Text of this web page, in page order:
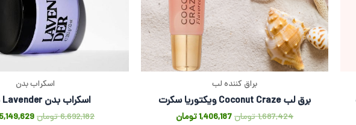
براق کننده لب
برق لب Coconut Craze ویکتوریا سکرت
1,687,424تومان1,406,187تومان
اسکراب بدن
اسکراب بدن Lavender پینک
6,692,182تومان5,149,629